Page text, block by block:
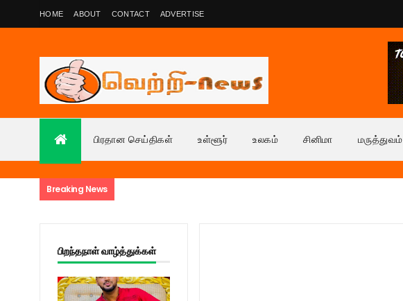
HOME ABOUT CONTACT ADVERTISE
பிரதான செய்திகள் உள்ளூர் உலகம் சினிமா மருத்துவம்
Breaking News
பிறந்தநாள் வாழ்த்துக்கள்